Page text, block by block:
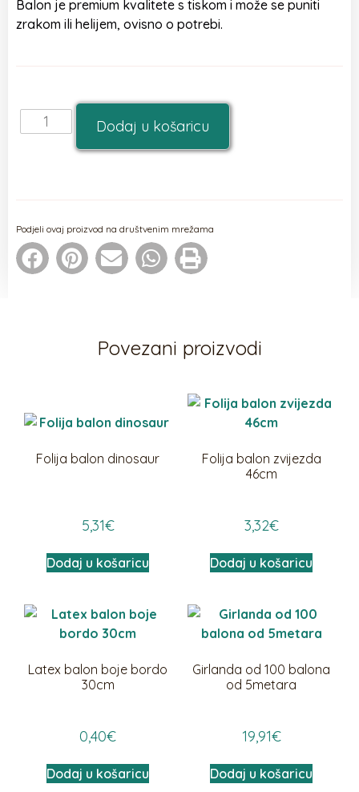
Balon je premium kvalitete s tiskom i može se puniti
zrakom ili helijem, ovisno o potrebi.
Dodaj u košaricu
Podjeli ovaj proizvod na društvenim mrežama
Povezani proizvodi
Folija balon dinosaur
5,31€
Dodaj u košaricu
Folija balon zvijezda
46cm
3,32€
Dodaj u košaricu
Latex balon boje bordo
30cm
0,40€
Dodaj u košaricu
Girlanda od 100 balona
od 5metara
19,91€
Dodaj u košaricu